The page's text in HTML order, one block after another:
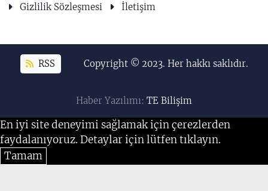
Gizlilik Sözleşmesi İletişim
RSS Copyright © 2023. Her hakkı saklıdır.
Haber Yazılımı: TE Bilişim
En iyi site deneyimi sağlamak için çerezlerden
faydalanıyoruz. Detaylar için lütfen tıklayın.
Tamam